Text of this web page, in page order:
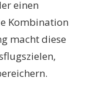
einen
Kombination
macht diese